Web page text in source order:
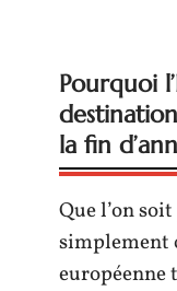
Pourquoi
la fin
Que l’on
simplement
européenne